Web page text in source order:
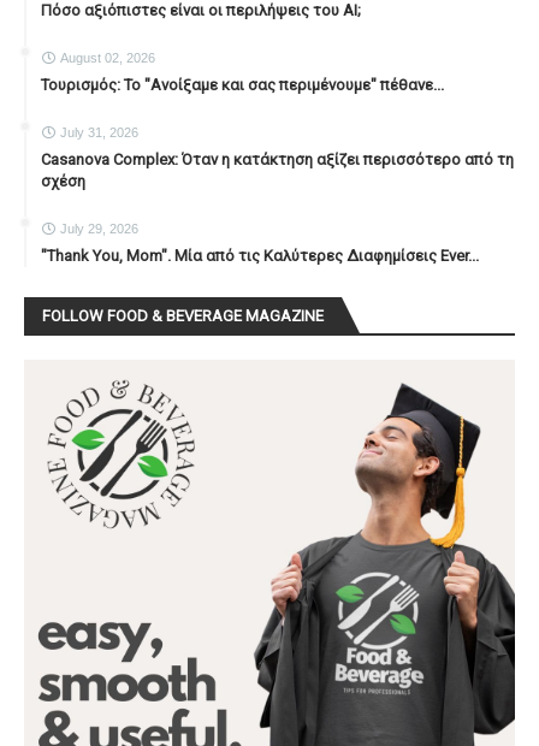
Πόσο αξιόπιστες είναι οι περιλήψεις του ΑΙ;
August 02, 2026
Τουρισμός: Το "Ανοίξαμε και σας περιμένουμε" πέθανε...
July 31, 2026
Casanova Complex: Όταν η κατάκτηση αξίζει περισσότερο από τη
σχέση
July 29, 2026
"Thank You, Mοm". Μία από τις Καλύτερες Διαφημίσεις Ever...
FOLLOW FOOD & BEVERAGE MAGAZINE